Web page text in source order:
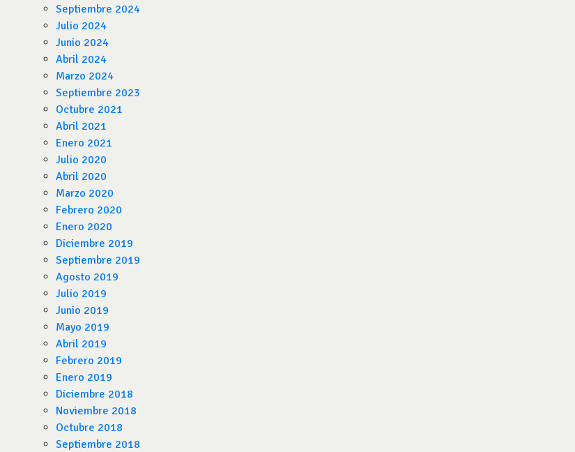
Septiembre 2024
Julio 2024
Junio 2024
Abril 2024
Marzo 2024
Septiembre 2023
Octubre 2021
Abril 2021
Enero 2021
Julio 2020
Abril 2020
Marzo 2020
Febrero 2020
Enero 2020
Diciembre 2019
Septiembre 2019
Agosto 2019
Julio 2019
Junio 2019
Mayo 2019
Abril 2019
Febrero 2019
Enero 2019
Diciembre 2018
Noviembre 2018
Octubre 2018
Septiembre 2018